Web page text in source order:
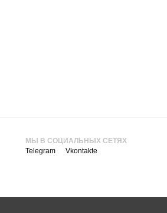
МЫ В СОЦИАЛЬНЫХ СЕТЯХ
Telegram
Vkontakte